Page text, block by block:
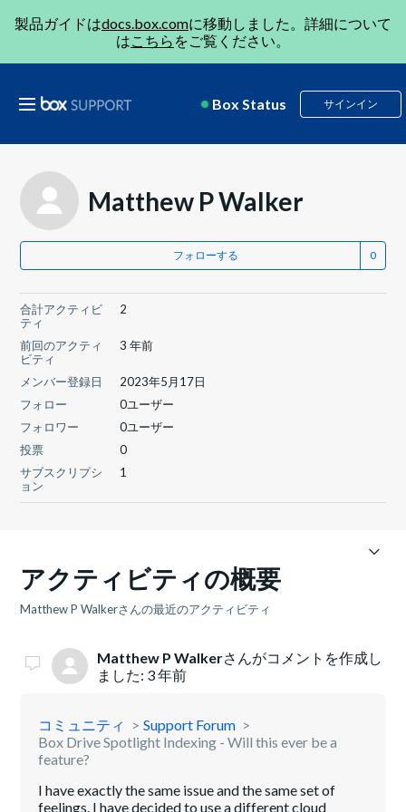
製品ガイドはdocs.box.comに移動しました。詳細について
はこちら をご覧ください。
Box Status サインイン
Matthew P Walker
フォローする
合計アクティビ
ティ
2
前回のアクティ
ビティ
3 年前
メンバー登録日
2023年5月17日
フォロー
0ユーザー
フォロワー
0ユーザー
投票
0
サブスクリプシ
ョン
1
アクティビティの概要
Matthew P Walkerさんの最近のアクティビティ
Matthew P Walkerさんがコメントを作成し
ました: 3 年前
コミュニティ
Support Forum
Box Drive Spotlight Indexing - Will this ever be a
feature?
I have exactly the same issue and the same set of
feelings. I have decided to use a different cloud